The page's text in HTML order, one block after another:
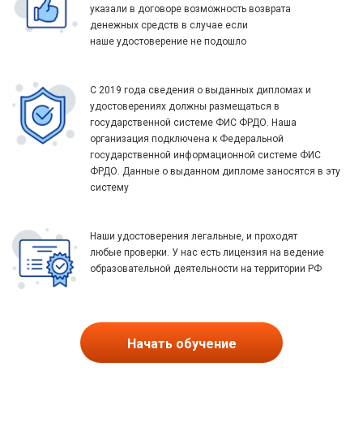
указали в договоре возможность возврата
денежных средств в случае если
наше удостоверение не подошло
С 2019 года сведения о выданных дипломах и
удостоверениях должны размещаться в
государственной системе ФИС ФРДО. Наша
организация подключена к Федеральной
государственной информационной системе ФИС
ФРДО. Данные о выданном дипломе заносятся в эту
систему
Наши удостоверения легальные, и проходят
любые проверки. У нас есть лицензия на ведение
образовательной деятельности на территории РФ
Начать обучение